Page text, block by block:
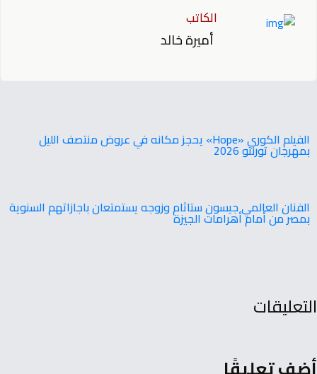
الكاتب
أميرة خالد
‬بمهرجان‭ ‬تورنتو ‭ ‬2026
الفنان العالمي جيسون ستاثام وزوجه يستمتعان باجازاتهم السنوية
بمصر من أمام أهرامات الجيزة
التعليقات